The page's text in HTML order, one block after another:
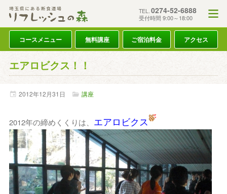
TEL. 0274-52-6888
受付時間 9:00～18:00
コースメニュー 無料講座 ご宿泊料金 アクセス
エアロビクス！！
2012年12月31日 講座
2012年の締めくくりは、 エアロビクス